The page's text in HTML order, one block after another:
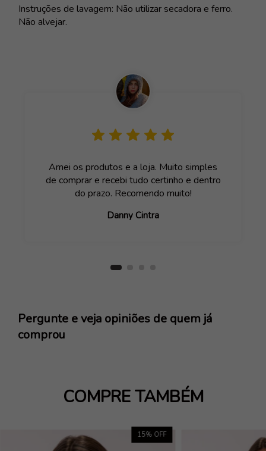
Instruções de lavagem: Não utilizar secadora e ferro.
Não alvejar.
Amei os produtos e a loja. Muito simples
de comprar e recebi tudo certinho e dentro
do prazo. Recomendo muito!
Danny Cintra
Pergunte e veja opiniões de quem já
comprou
COMPRE TAMBÉM
15% OFF